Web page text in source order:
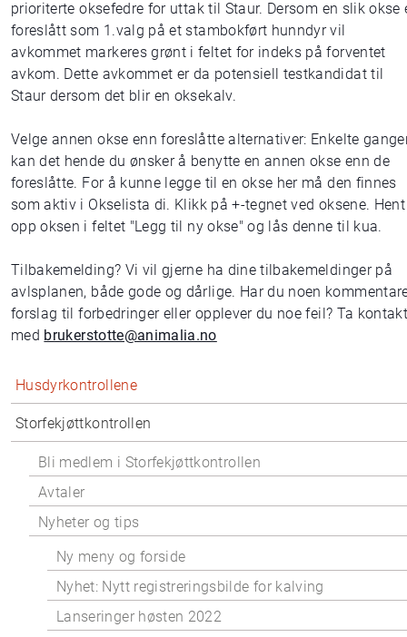
prioriterte oksefedre for uttak til Staur. Dersom en slik okse
foreslått som 1.valg på et stambokført hunndyr vil
avkommet markeres grønt i feltet for indeks på forventet
avkom. Dette avkommet er da potensiell testkandidat til
Staur dersom det blir en oksekalv.
Velge annen okse enn foreslåtte alternativer: Enkelte
kan det hende du ønsker å benytte en annen okse enn de
foreslåtte. For å kunne legge til en okse her må den finnes
som aktiv i Okselista di. Klikk på +-tegnet ved oksene. Hent
opp oksen i feltet "Legg til ny okse" og lås denne til kua.
Tilbakemelding? Vi vil gjerne ha dine tilbakemeldinger på
avlsplanen, både gode og dårlige. Har du noen
forslag til forbedringer eller opplever du noe feil? Ta
med brukerstotte@animalia.no
Husdyrkontrollene
Storfekjøttkontrollen
Bli medlem i Storfekjøttkontrollen
Avtaler
Nyheter og tips
Ny meny og forside
Nyhet: Nytt registreringsbilde for kalving
Lanseringer høsten 2022